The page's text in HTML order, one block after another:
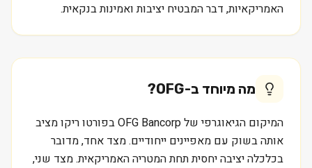
האמריקאיות, דבר המבטיח יציבות ואמינות בנקאית.
מה מיוחד ב-OFG
?
המיקום הגיאוגרפי של OFG Bancorp בפורטו ריקו מציב
אותה בשוק עם מאפיינים ייחודיים. מצד אחד, מדובר
בכלכלה יציבה יחסית תחת המטריה האמריקאית. מצד שני,